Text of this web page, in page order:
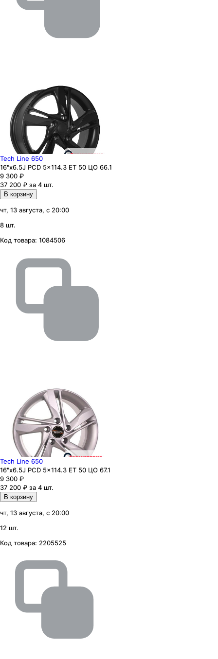
Tech Line 650
16"x6.5J PCD 5x114.3 ЕТ 50 ЦО 66.1
9 300 ₽
37 200 ₽ за 4 шт.
В корзину
чт, 13 августа, с 20:00
8 шт.
Код товара: 1084506
Tech Line 650
16"x6.5J PCD 5x114.3 ЕТ 50 ЦО 67.1
9 300 ₽
37 200 ₽ за 4 шт.
В корзину
чт, 13 августа, с 20:00
12 шт.
Код товара: 2205525